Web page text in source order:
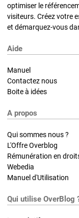
optimiser le
visiteurs. Créez votre
et démarquez-vous
Aide
Manuel
Contactez nous
Boite à idées
A propos
Qui sommes nous ?
L'Offre Overblog
Rémunération en
Webedia
Manuel d'Utilisation
Qui utilise OverBlog